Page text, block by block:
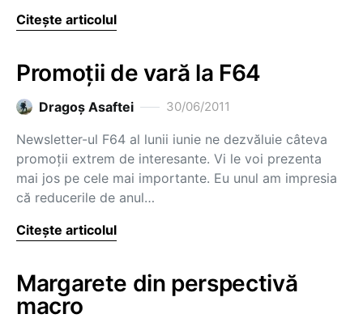
Citește articolul
Promoții de vară la F64
Dragoş Asaftei 30/06/2011
Newsletter-ul F64 al lunii iunie ne dezvăluie câteva
promoții extrem de interesante. Vi le voi prezenta
mai jos pe cele mai importante. Eu unul am impresia
că reducerile de anul…
Citește articolul
Margarete din perspectivă
macro